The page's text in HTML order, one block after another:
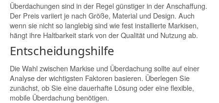
Überdachungen sind in der Regel günstiger in der Anschaffung.
Der Preis variiert je nach Größe, Material und Design. Auch
wenn sie nicht so langlebig sind wie fest installierte Markisen,
hängt ihre Haltbarkeit stark von der Qualität und Nutzung ab.
Entscheidungshilfe
Die Wahl zwischen Markise und Überdachung sollte auf einer
Analyse der wichtigsten Faktoren basieren. Überlegen Sie
zunächst, ob Sie eine dauerhafte Lösung oder eine flexible,
mobile Überdachung benötigen.